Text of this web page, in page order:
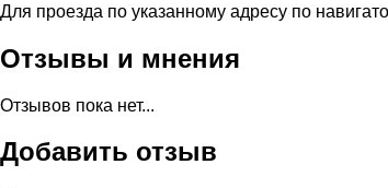
Для проезда по указанному адресу по
Отзывы и мнения
Отзывов пока нет...
Добавить отзыв